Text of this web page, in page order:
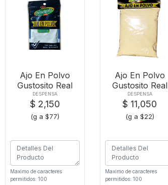
Ajo En Polvo
Gustosito Real
Zipper-28 Gr
DESPENSA
$ 2,150
(g a $77)
Maximo de caracteres
permitidos: 100
Ajo En Polvo
Gustosito Real
Zipper-500 G
DESPENSA
$ 11,050
(g a $22)
Maximo de caracteres
permitidos: 100